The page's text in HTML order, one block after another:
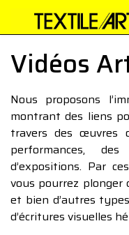
Vidéos
Nous proposons
montrant des liens
travers des œuvres
performances,
d’expositions. Par
vous pourrez plonger
et bien d’autres
d’écritures visuelles